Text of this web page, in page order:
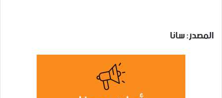
المصدر: سانا